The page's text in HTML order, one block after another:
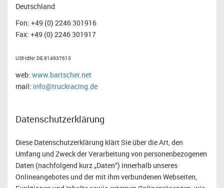
Deutschland
Fon: +49 (0) 2246 301916
Fax: +49 (0) 2246 301917
USt-IdNr: DE 814937613
web: www.bartscher.net
mail: info@truckracing.de
Datenschutzerklärung
Diese Datenschutzerklärung klärt Sie über die Art, den
Umfang und Zweck der Verarbeitung von personenbezogenen
Daten (nachfolgend kurz „Daten“) innerhalb unseres
Onlineangebotes und der mit ihm verbundenen Webseiten,